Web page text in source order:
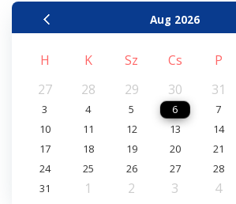
Aug 2026
H K Sz Cs P
27
28 29 30 31
3
4 5 6 7
10
11 12 13 14
17
18 19 20 21
24
25 26 27 28
31
1 2 3 4